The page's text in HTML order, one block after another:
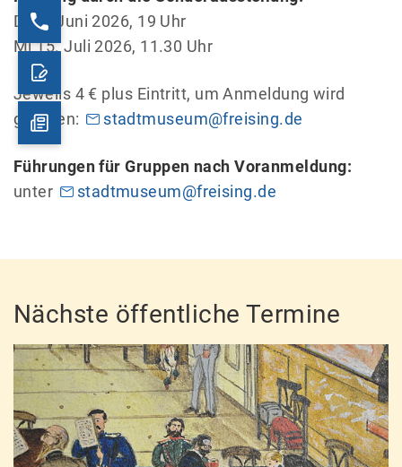
Di. 2. Juni 2026, 19 Uhr
Mi 15. Juli 2026, 11.30 Uhr
Jeweils 4 € plus Eintritt, um Anmeldung wird
gebeten:
stadtmuseum@freising.de
Führungen für Gruppen nach Voranmeldung:
unter
stadtmuseum@freising.de
Nächste öffentliche Termine